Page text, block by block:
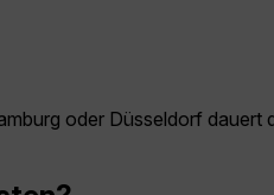
oder Düsseldorf